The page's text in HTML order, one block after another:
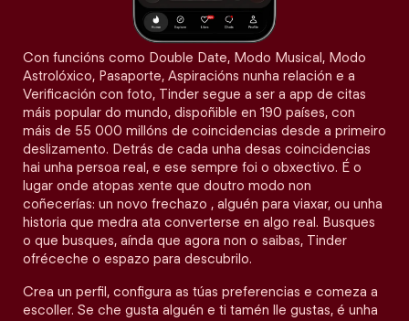
Con funcións como Double Date, Modo Musical, Modo
Astrolóxico, Pasaporte, Aspiracións nunha relación e a
Verificación con foto, Tinder segue a ser a app de citas
máis popular do mundo, dispoñible en 190 países, con
máis de 55 000 millóns de coincidencias desde a primeiro
deslizamento. Detrás de cada unha desas coincidencias
hai unha persoa real, e ese sempre foi o obxectivo. É o
lugar onde atopas xente que doutro modo non
coñecerías: un novo frechazo , alguén para viaxar, ou unha
historia que medra ata converterse en algo real. Busques
o que busques, aínda que agora non o saibas, Tinder
ofréceche o espazo para descubrilo.
Crea un perfil, configura as túas preferencias e comeza a
escoller. Se che gusta alguén e ti tamén lle gustas, é unha